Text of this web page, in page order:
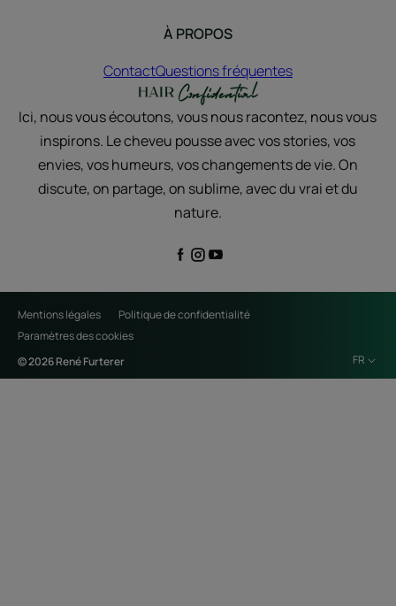
À PROPOS
ContactQuestions fréquentes
Ici, nous vous écoutons, vous nous racontez, nous vous
inspirons. Le cheveu pousse avec vos stories, vos
envies, vos humeurs, vos changements de vie. On
discute, on partage, on sublime, avec du vrai et du
nature.
Mentions légales
Politique de confidentialité
Paramètres des cookies
© 2026 René Furterer
FR